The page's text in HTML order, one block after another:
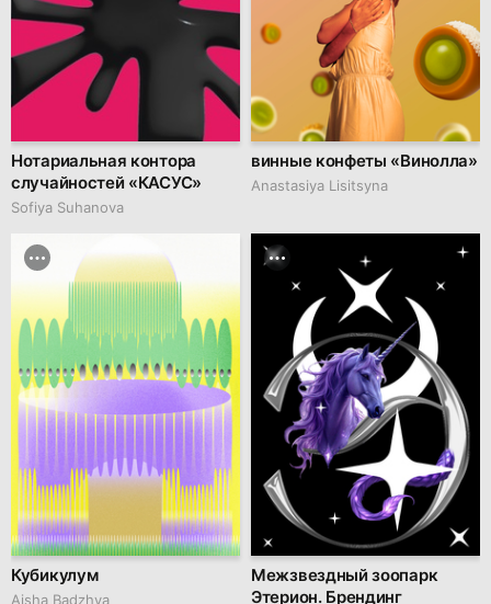
Нотариальная контора
случайностей «КАСУС»
Sofiya Suhanova
винные конфеты «Винолла»
Anastasiya Lisitsyna
Кубикулум
Aisha Badzhva
Межзвездный зоопарк
Этерион. Брендинг